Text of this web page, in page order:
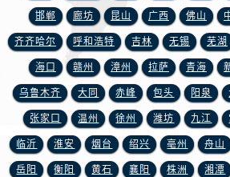
邯郸 廊坊 昆山 广西 佛山
齐齐哈尔 呼和浩特 吉林 无锡 芜湖
海口 赣州 漳州 拉萨 青海
乌鲁木齐 大同 赤峰 包头 阳泉
张家口 温州 徐州 潍坊 九江
临沂 淮安 烟台 绍兴 亳州 舟山
岳阳 衡阳 黄石 襄阳 株洲 湘潭